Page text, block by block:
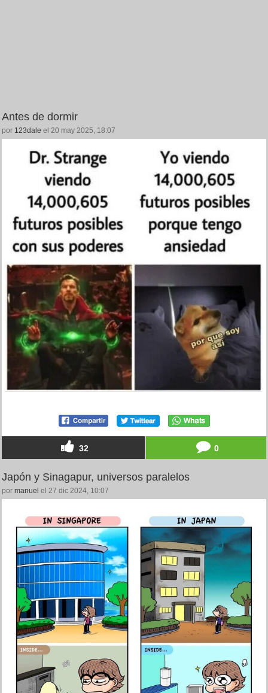
Antes de dormir
por 123dale el 20 may 2025, 18:07
32 0
Japón y Sinagapur, universos paralelos
por manuel el 27 dic 2024, 10:07